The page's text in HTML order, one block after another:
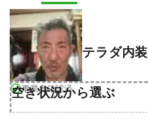
事業者確認済
テラダ内装
空き状況から選ぶ